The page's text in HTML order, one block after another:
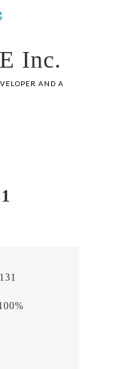
Inc.
AND A